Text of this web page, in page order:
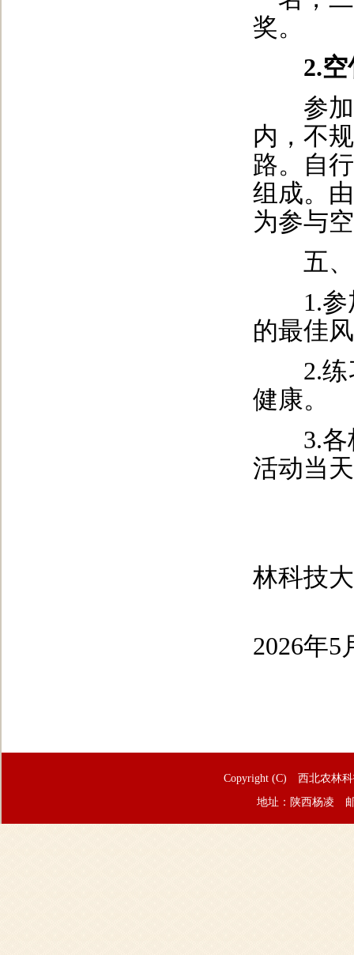
奖。
2.
参加
内，不
路。自
组成。
为参与
五、
1.参加
的最佳
2.练习
健康。
3.各校
活动当
林科技
2026年5
Copyright (C) 西北农林
地址：陕西杨凌